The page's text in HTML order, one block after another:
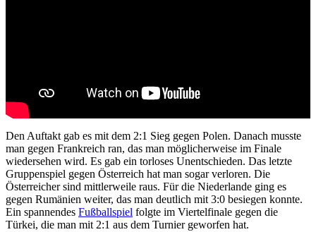
Den Auftakt gab es mit dem 2:1 Sieg gegen Polen. Danach musste
man gegen Frankreich ran, das man möglicherweise im Finale
wiedersehen wird. Es gab ein torloses Unentschieden. Das letzte
Gruppenspiel gegen Österreich hat man sogar verloren. Die
Österreicher sind mittlerweile raus. Für die Niederlande ging es
gegen Rumänien weiter, das man deutlich mit 3:0 besiegen konnte.
Ein spannendes Fußballspiel folgte im Viertelfinale gegen die
Türkei, die man mit 2:1 aus dem Turnier geworfen hat.